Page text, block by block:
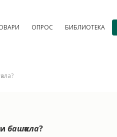
ОПРОС БИБЛИОТЕКА
башҡала?